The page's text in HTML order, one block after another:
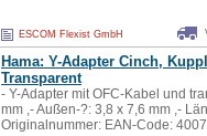
ESCOM Flexist GmbH
Hama: Y-Adapter Cinch,
Transparent
- Y-Adapter mit OFC-Kabel und
mm ,- Außen-?: 3,8 x 7,6 mm ,-
Originalnummer: EAN-Code: